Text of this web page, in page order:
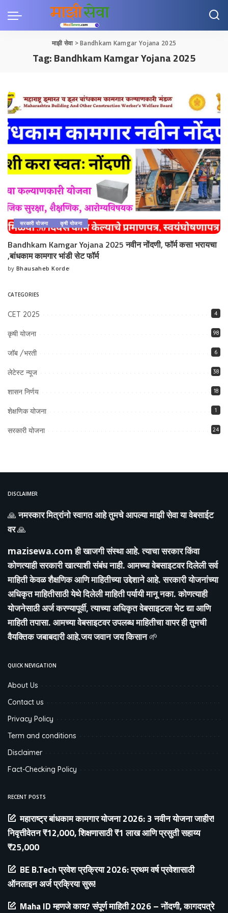
माझी सेवा>Bandhkam Kamgar Yojana 2025
Tag:Bandhkam Kamgar Yojana 2025
सरकारी योजना कृषी योजना
Bandhkam Kamgar Yojana 2025 नवीन नोंदणी, फॉर्म कसा भरायचा
,बांधकाम कामगार भांडी सेट फॉर्म
Posted
by Bhausaheb Korde
CATEGORIES
CET 2025 4
कृषी योजना 98
जॉब /भरती 6
लेटेस्ट न्यूज 38
शासन निर्णय 18
शेक्षणिक योजना 1
सरकारी योजना 24
DISCLAIMER
🙏नमस्कार मित्रांनो स्वागत आहे तुमचे आपल्या माझी सेवा या वेबसाईट
वर🙏
mazisewa.comही खाजगी संस्था आहे. त्याचा सरकार किंवा
कोणत्याही सरकारी खात्याशी संबंध नाही. आमच्या वेबसाइटवर दिलेली सर्व
माहिती केवळ शैक्षणिक आणि माहितीच्या उद्देशाने आहे. सरकारी योजनांच्या
अधिकृत माहितीसाठी येथे दिलेली माहिती पर्यायी मानू नका. कोणत्याही
योजनेसाठी अर्ज करण्यापूर्वी, त्याच्या अधिकृत वेबसाइटला भेट द्या आणि
माहिती तपासा. आमच्या वेबसाइटवर उपलब्ध माहितीचा वापर ही तुमची
वैयक्तिक जबाबदारी आहे.जय जवान जय किसान🌱
QUICK NEVIGATION
About Us
Contact us
Privacy Policy
Term and conditions
Disclaimer
Fact-Checking Policy
RECENT POSTS
महाराष्ट्र बांधकाम कामगार योजना 2026: 3 नवीन योजना जाहीर!
निवृत्तीवेतन ₹12,000, शिक्षणासाठी ₹1 लाख आणि प्रसुती सहाय्य
₹25,000
BE B.Tech प्रवेश प्रक्रिया 2026: प्रथम वर्ष प्रवेशासाठी
ऑनलाइन अर्ज प्रक्रिया सुरू!
Maha ID म्हणजे काय? संपूर्ण माहिती 2026 – नोंदणी, कागदपत्रे